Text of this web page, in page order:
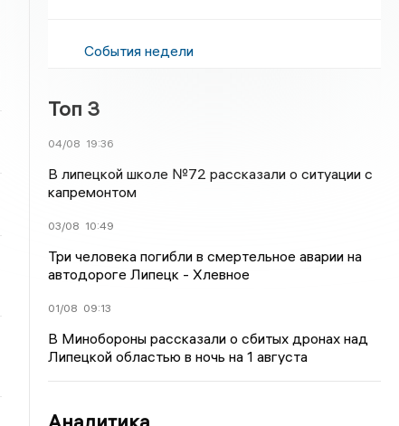
События недели
Топ 3
04/08 19:36
В липецкой школе №72 рассказали о ситуации с
капремонтом
03/08 10:49
Три человека погибли в смертельное аварии на
автодороге Липецк - Хлевное
01/08 09:13
В Минобороны рассказали о сбитых дронах над
Липецкой областью в ночь на 1 августа